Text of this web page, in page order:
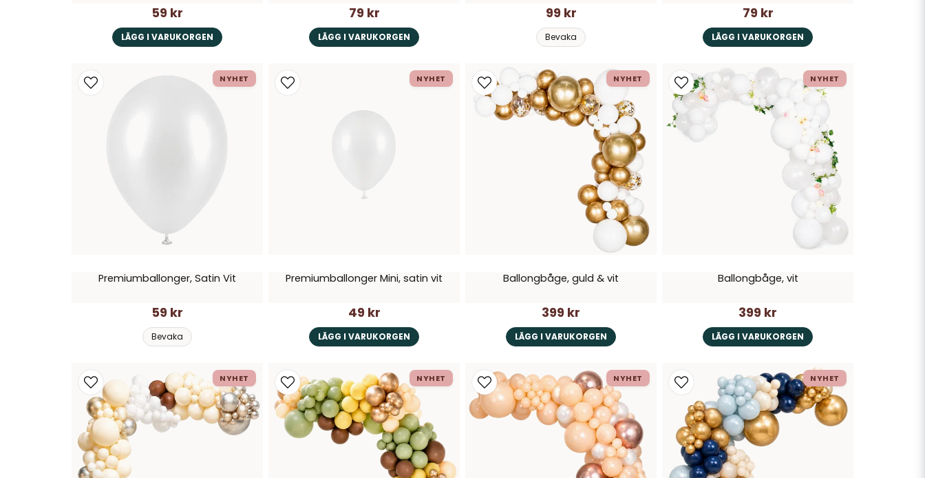
59 kr
LÄGG I VARUKORGEN
79 kr
LÄGG I VARUKORGEN
99 kr
Bevaka
79 kr
LÄGG I VARUKORGEN
Premiumballonger, Satin Vit
59 kr
Bevaka
NYHET
Premiumballonger Mini, satin vit
49 kr
LÄGG I VARUKORGEN
NYHET
Ballongbåge, guld & vit
399 kr
LÄGG I VARUKORGEN
NYHET
Ballongbåge, vit
399 kr
LÄGG I VARUKORGEN
NYHET
NYHET NYHET NYHET NYHET